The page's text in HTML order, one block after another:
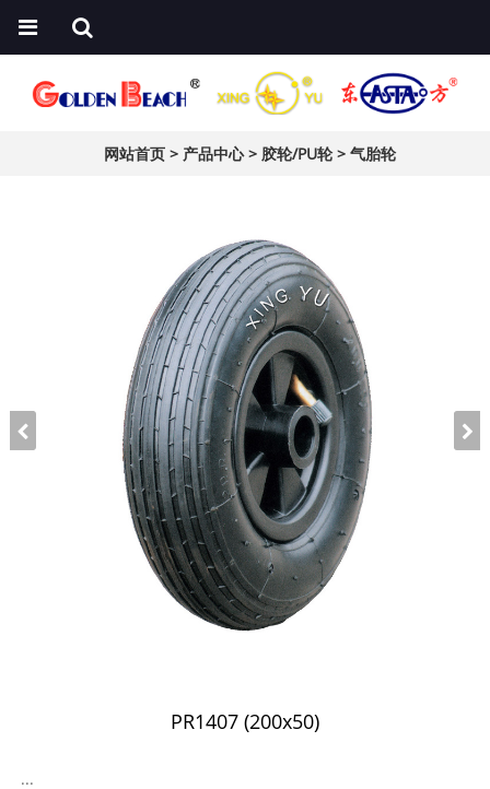
网站首页 > 产品中心> 胶轮/PU轮>气胎轮
PR1407 (200x50)
...